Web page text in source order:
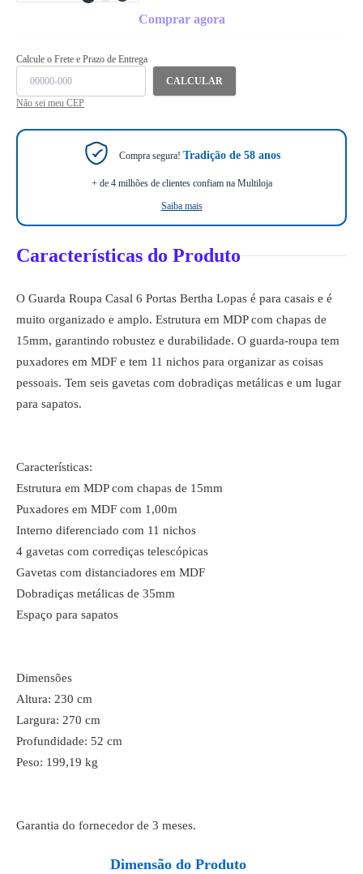
Comprar agora
Calcule o Frete e Prazo de Entrega
CALCULAR
Não sei meu CEP
Compra segura! Tradição de 58 anos
+ de 4 milhões de clientes confiam na Multiloja
Saiba mais
Características do Produto
O Guarda Roupa Casal 6 Portas Bertha Lopas é para casais e é
muito organizado e amplo. Estrutura em MDP com chapas de
15mm, garantindo robustez e durabilidade. O guarda-roupa tem
puxadores em MDF e tem 11 nichos para organizar as coisas
pessoais. Tem seis gavetas com dobradiças metálicas e um lugar
para sapatos.
Características:
Estrutura em MDP com chapas de 15mm
Puxadores em MDF com 1,00m
Interno diferenciado com 11 nichos
4 gavetas com corrediças telescópicas
Gavetas com distanciadores em MDF
Dobradiças metálicas de 35mm
Espaço para sapatos
Dimensões
Altura: 230 cm
Largura: 270 cm
Profundidade: 52 cm
Peso: 199,19 kg
Garantia do fornecedor de 3 meses.
Dimensão do Produto